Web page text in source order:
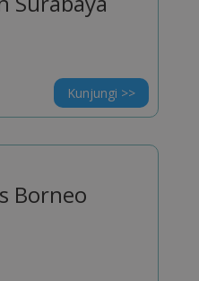
Kunjungi >>
Borneo